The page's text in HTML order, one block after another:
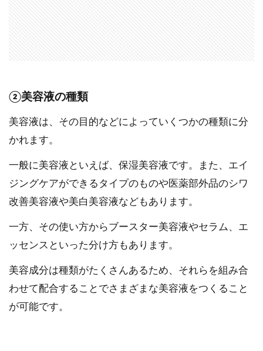
②美容液の種類
美容液は、その目的などによっていくつかの種類に分
かれます。
一般に美容液といえば、保湿美容液です。また、エイ
ジングケアができるタイプのものや医薬部外品のシワ
改善美容液や美白美容液などもあります。
一方、その使い方からブースター美容液やセラム、エ
ッセンスといった分け方もあります。
美容成分は種類がたくさんあるため、それらを組み合
わせて配合することでさまざまな美容液をつくること
が可能です。